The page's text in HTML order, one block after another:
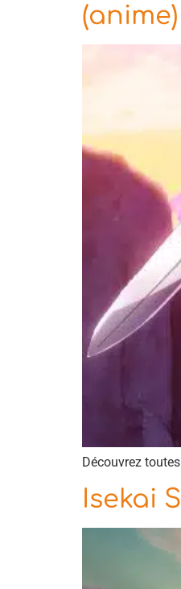
(anime)
Découvrez
Isekai